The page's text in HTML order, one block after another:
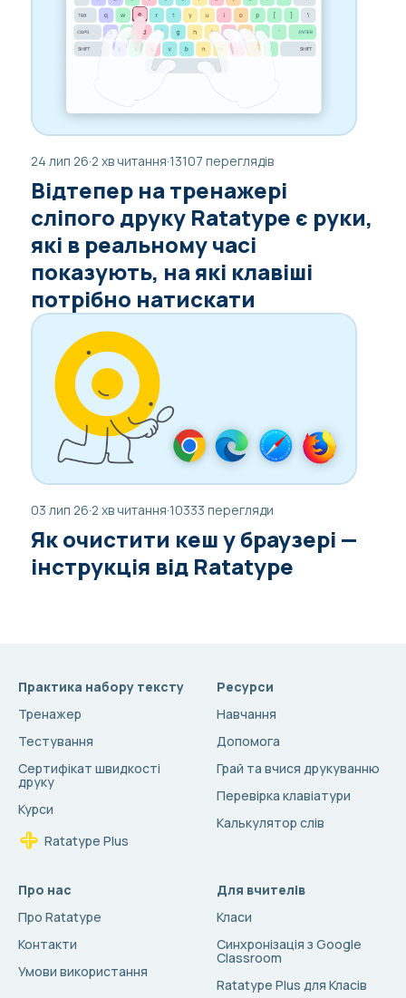
24 лип 26·2 хв читання·13107 переглядів
Відтепер на тренажері
сліпого друку Ratatype є руки,
які в реальному часі
показують, на які клавіші
потрібно натискати
03 лип 26·2 хв читання·10333 перегляди
Як очистити кеш у браузері —
інструкція від Ratatype
Практика набору тексту
Тренажер
Тестування
Сертифікат швидкості
друку
Курси
Ratatype Plus
Ресурси
Навчання
Допомога
Грай та вчися друкуванню
Перевірка клавіатури
Калькулятор слів
Про нас
Про Ratatype
Контакти
Умови використання
Для вчителів
Класи
Синхронізація з Google
Classroom
Ratatype Plus для Класів